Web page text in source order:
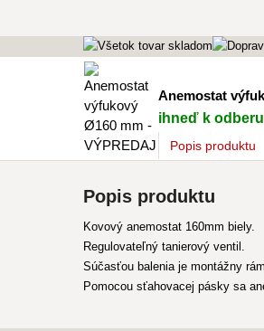
Anemostat
ihneď k
Popis produktu
Popis produktu
Kovový anemostat 160mm biely.
Regulovateľný tanierový ventil.
Súčasťou balenia je montážny
Pomocou sťahovacej pásky sa